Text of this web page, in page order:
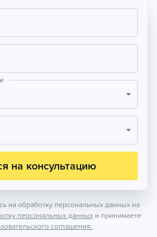
на консультацию
на обработку персональных данных на
персональных данных и принимаете
соглашения.